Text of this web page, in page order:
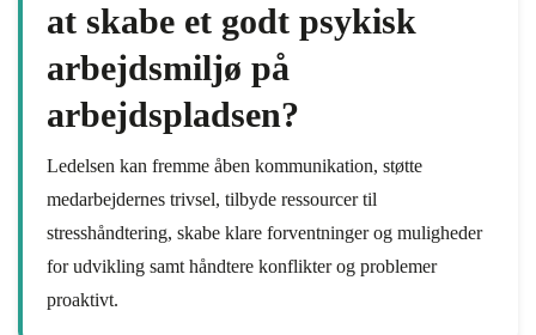
at skabe et godt psykisk
arbejdsmiljø på
arbejdspladsen?
Ledelsen kan fremme åben kommunikation, støtte
medarbejdernes trivsel, tilbyde ressourcer til
stresshåndtering, skabe klare forventninger og muligheder
for udvikling samt håndtere konflikter og problemer
proaktivt.